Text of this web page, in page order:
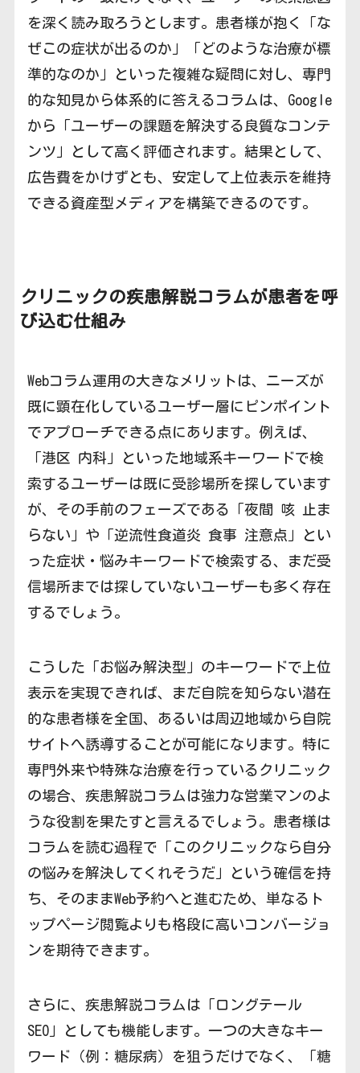
を深く読み取ろうとします。患者様が抱く「な
ぜこの症状が出るのか」「どのような治療が標
準的なのか」といった複雑な疑問に対し、専門
的な知見から体系的に答えるコラムは、Google
から「ユーザーの課題を解決する良質なコンテ
ンツ」として高く評価されます。結果として、
広告費をかけずとも、安定して上位表示を維持
できる資産型メディアを構築できるのです。
クリニックの疾患解説コラムが患者を呼
び込む仕組み
Webコラム運用の大きなメリットは、ニーズが
既に顕在化しているユーザー層にピンポイント
でアプローチできる点にあります。例えば、
「港区 内科」といった地域系キーワードで検
索するユーザーは既に受診場所を探しています
が、その手前のフェーズである「夜間 咳 止ま
らない」や「逆流性食道炎 食事 注意点」とい
った症状・悩みキーワードで検索する、まだ受
信場所までは探していないユーザーも多く存在
するでしょう。
こうした「お悩み解決型」のキーワードで上位
表示を実現できれば、まだ自院を知らない潜在
的な患者様を全国、あるいは周辺地域から自院
サイトへ誘導することが可能になります。特に
専門外来や特殊な治療を行っているクリニック
の場合、疾患解説コラムは強力な営業マンのよ
うな役割を果たすと言えるでしょう。患者様は
コラムを読む過程で「このクリニックなら自分
の悩みを解決してくれそうだ」という確信を持
ち、そのままWeb予約へと進むため、単なるト
ップページ閲覧よりも格段に高いコンバージョ
ンを期待できます。
さらに、疾患解説コラムは「ロングテール
SEO」としても機能します。一つの大きなキー
ワード（例：糖尿病）を狙うだけでなく、「糖